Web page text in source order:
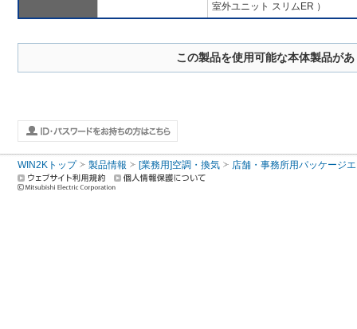
室外ユニット スリムER ）
この製品を使用可能な本体製品が
WIN2Kトップ 製品情報 [業務用]空調・換気 店舗・事務所用パッケージ